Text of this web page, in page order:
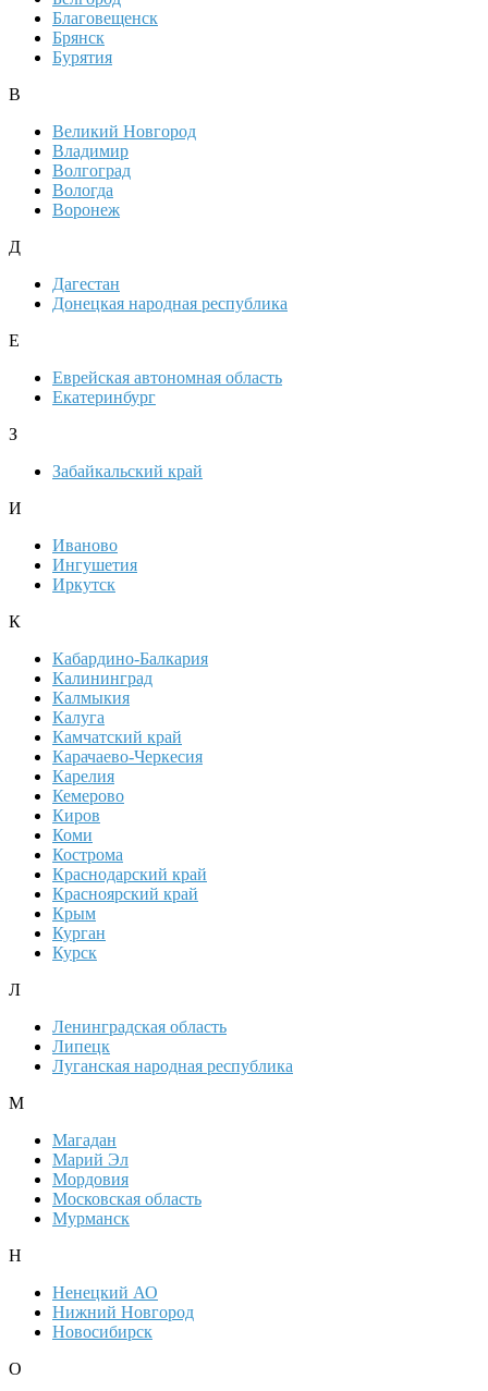
Благовещенск
Брянск
Бурятия
В
Великий Новгород
Владимир
Волгоград
Вологда
Воронеж
Д
Дагестан
Донецкая народная республика
Е
Еврейская автономная область
Екатеринбург
З
Забайкальский край
И
Иваново
Ингушетия
Иркутск
К
Кабардино-Балкария
Калининград
Калмыкия
Калуга
Камчатский край
Карачаево-Черкесия
Карелия
Кемерово
Киров
Коми
Кострома
Краснодарский край
Красноярский край
Крым
Курган
Курск
Л
Ленинградская область
Липецк
Луганская народная республика
М
Магадан
Марий Эл
Мордовия
Московская область
Мурманск
Н
Ненецкий АО
Нижний Новгород
Новосибирск
О